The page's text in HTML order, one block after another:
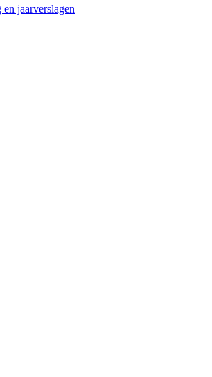
jaarverslagen